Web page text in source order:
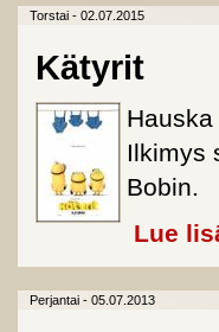
Torstai - 02.07.2015
Kätyrit
Ilkimys
Bobin.
Lue
Perjantai - 05.07.2013